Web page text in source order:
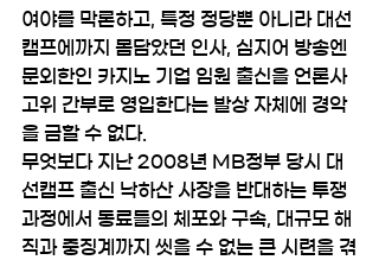
여야를 막론하고, 특정 정당뿐 아니라 대선
캠프에까지 몸담았던 인사, 심지어 방송엔
문외한인 카지노 기업 임원 출신을 언론사
고위 간부로 영입한다는 발상 자체에 경악
을 금할 수 없다.
무엇보다 지난 2008년 MB정부 당시 대
선캠프 출신 낙하산 사장을 반대하는 투쟁
과정에서 동료들의 체포와 구속, 대규모 해
직과 중징계까지 씻을 수 없는 큰 시련을 겪